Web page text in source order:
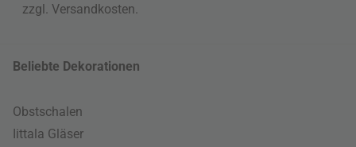
zzgl. Versandkosten
Beliebte Dekorationen
Obstschalen
Iittala Gläser